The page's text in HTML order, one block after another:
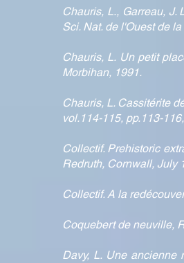
Chauris, L., Garreau, J.
Sci. Nat. de l'Ouest de la
Chauris, L. Un petit
Morbihan, 1991.
Chauris, L. Cassitérite
vol.114-115, pp.113-
Collectif. Prehistoric
Redruth, Cornwall, July
Collectif. A la
Coquebert de neuville,
Davy, L. Une ancienne